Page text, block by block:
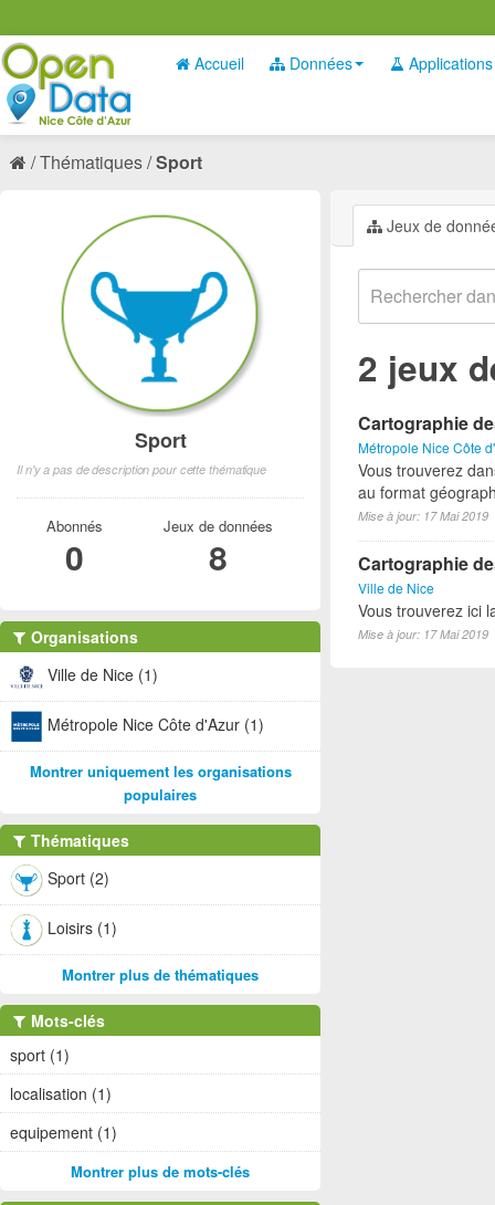
Accueil Données Applications
Thématiques Sport
Jeux de
2 jeux
Cartographie
Métropole Nice Côte
Vous trouverez
au format
Mise à jour: 17 Mai 2019
Cartographie
Ville de Nice
Vous trouverez ici
Mise à jour: 17 Mai 2019
Sport
Il n'y a pas de description pour cette thématique
Abonnés
0
Jeux de données
8
Organisations
Ville de Nice (1)
Métropole Nice Côte d'Azur (1)
Montrer uniquement les organisations
populaires
Thématiques
Sport (2)
Loisirs (1)
Montrer plus de thématiques
Mots-clés
sport (1)
localisation (1)
equipement (1)
Montrer plus de mots-clés